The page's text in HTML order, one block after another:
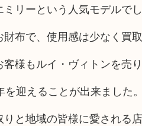
リーという人気モデルでし
布で、使用感は少なく買
様もルイ・ヴィトンを売
迎えることが出来ました。
と地域の皆様に愛される